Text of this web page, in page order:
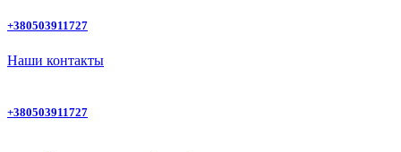
+380503911727
Наши контакты
+380503911727